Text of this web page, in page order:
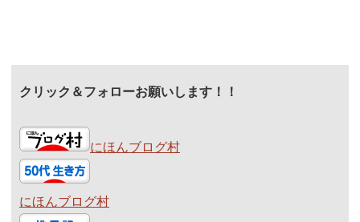
クリック＆フォローお願いします！！
にほんブログ村
にほんブログ村